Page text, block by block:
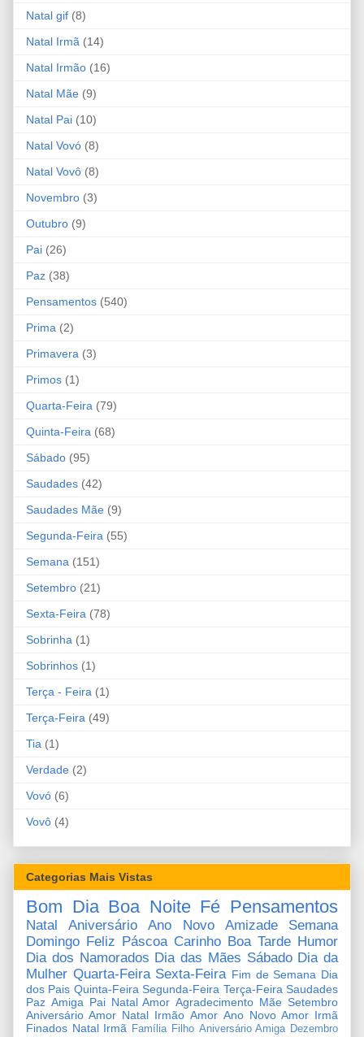
Natal gif (8)
Natal Irmã (14)
Natal Irmão (16)
Natal Mãe (9)
Natal Pai (10)
Natal Vovó (8)
Natal Vovô (8)
Novembro (3)
Outubro (9)
Pai (26)
Paz (38)
Pensamentos (540)
Prima (2)
Primavera (3)
Primos (1)
Quarta-Feira (79)
Quinta-Feira (68)
Sábado (95)
Saudades (42)
Saudades Mãe (9)
Segunda-Feira (55)
Semana (151)
Setembro (21)
Sexta-Feira (78)
Sobrinha (1)
Sobrinhos (1)
Terça - Feira (1)
Terça-Feira (49)
Tia (1)
Verdade (2)
Vovó (6)
Vovô (4)
Categorias Mais Vistas
Bom Dia Boa Noite Fé Pensamentos
Natal Aniversário Ano Novo Amizade
Semana
Domingo Feliz Páscoa Carinho Boa Tarde Humor
Dia dos Namorados Dia das Mães Sábado Dia da
Mulher Quarta-Feira Sexta-Feira Fim de Semana Dia
dos Pais Quinta-Feira Segunda-Feira Terça-Feira Saudades
Paz Amiga Pai Natal Amor Agradecimento Mãe Setembro
Aniversário Amor Natal Irmão Amor Ano Novo Amor Irmã
Finados Natal Irmã Família Filho Aniversário Amiga Dezembro